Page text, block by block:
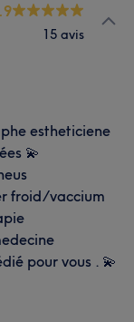
15 avis
estheticiene
💫
froid/vaccium
pour vous . 💫